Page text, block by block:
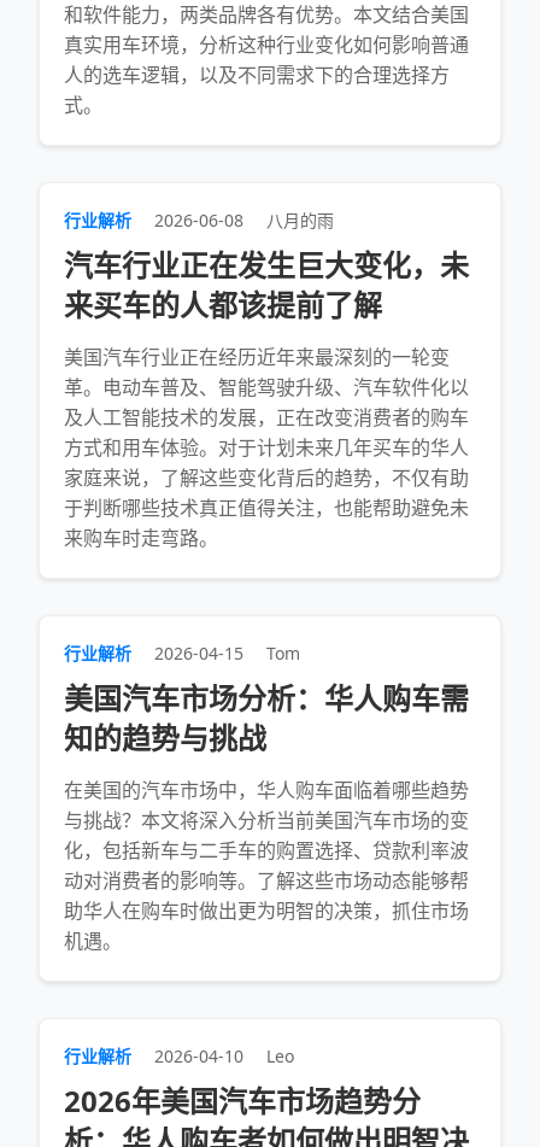
和软件能力，两类品牌各有优势。本文结合美国
真实用车环境，分析这种行业变化如何影响普通
人的选车逻辑，以及不同需求下的合理选择方
式。
行业解析 2026-06-08 八月的雨
汽车行业正在发生巨大变化，未
来买车的人都该提前了解
美国汽车行业正在经历近年来最深刻的一轮变
革。电动车普及、智能驾驶升级、汽车软件化以
及人工智能技术的发展，正在改变消费者的购车
方式和用车体验。对于计划未来几年买车的华人
家庭来说，了解这些变化背后的趋势，不仅有助
于判断哪些技术真正值得关注，也能帮助避免未
来购车时走弯路。
行业解析 2026-04-15 Tom
美国汽车市场分析：华人购车需
知的趋势与挑战
在美国的汽车市场中，华人购车面临着哪些趋势
与挑战？本文将深入分析当前美国汽车市场的变
化，包括新车与二手车的购置选择、贷款利率波
动对消费者的影响等。了解这些市场动态能够帮
助华人在购车时做出更为明智的决策，抓住市场
机遇。
行业解析 2026-04-10 Leo
2026年美国汽车市场趋势分